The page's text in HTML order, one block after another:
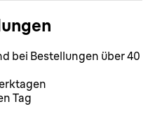
bei Bestellungen über 40
Tag